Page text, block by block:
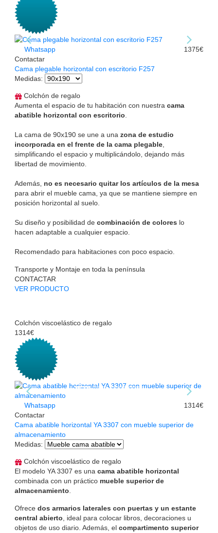
Whatsapp
Contactar
1375€
Cama plegable horizontal con escritorio F257
Medidas:
Colchón de regalo
Aumenta el espacio de tu habitación con nuestra cama
abatible horizontal con escritorio
La cama de 90x190 se une a una zona de estudio
incorporada en el frente de la cama plegable
simplificando el espacio y multiplicándolo, dejando más
libertad de movimiento.
Además, no es necesario quitar los artículos de la mesa
para abrir el mueble cama, ya que se mantiene siempre en
posición horizontal al suelo.
Su diseño y posibilidad de combinación de colores lo
hacen adaptable a cualquier espacio.
Recomendado para habitaciones con poco espacio.
Transporte y Montaje en toda la península
CONTACTAR
VER PRODUCTO
Colchón viscoelástico de regalo
1314€
Whatsapp
Contactar
1314€
Cama abatible horizontal YA 3307 con mueble superior de
almacenamiento
Medidas:
Colchón viscoelástico de regalo
El modelo YA 3307 es una cama abatible horizontal
combinada con un práctico mueble superior de
almacenamiento
Ofrece dos armarios laterales con puertas y un estante
central abierto , ideal para colocar libros, decoraciones u
objetos de uso diario. Además, el compartimento superior